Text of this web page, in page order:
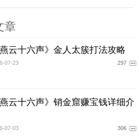
章
燕云十六声》金人太簇打法攻略
07-23 297
燕云十六声》销金窟赚宝钱详细介
07-03 306